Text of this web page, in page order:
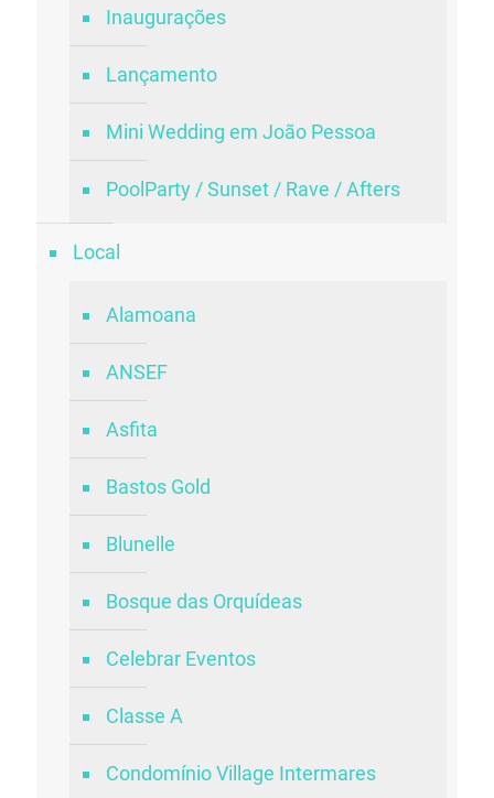
Inaugurações
Lançamento
Mini Wedding em João Pessoa
PoolParty / Sunset / Rave / Afters
Local
Alamoana
ANSEF
Asfita
Bastos Gold
Blunelle
Bosque das Orquídeas
Celebrar Eventos
Classe A
Condomínio Village Intermares